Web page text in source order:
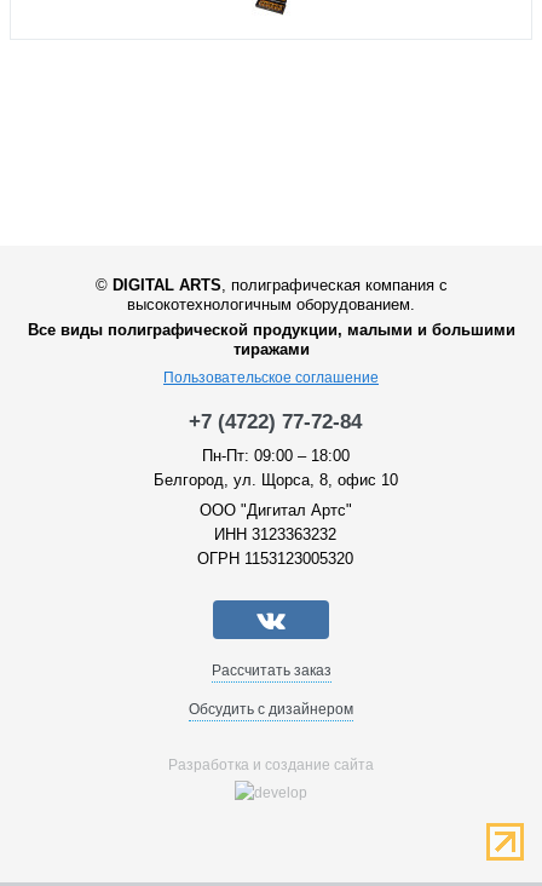
© DIGITAL ARTS
полиграфическая компания с
высокотехнологичным оборудованием.
Все виды полиграфической продукции, малыми и большими
тиражами
Пользовательское соглашение
+7 (4722) 77-72-84
Пн-Пт: 09:00 – 18:00
Белгород, ул. Щорса, 8, офис 10
ООО "Дигитал Артс"
ИНН 3123363232
ОГРН 1153123005320
Рассчитать заказ
Обсудить с дизайнером
Разработка и создание сайта